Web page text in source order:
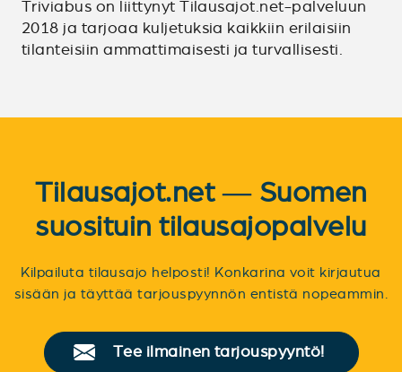
Triviabus on liittynyt Tilausajot.net-palveluun
2018 ja tarjoaa kuljetuksia kaikkiin erilaisiin
tilanteisiin ammattimaisesti ja turvallisesti.
Tilausajot.net — Suomen
suosituin tilausajopalvelu
Kilpailuta tilausajo helposti! Konkarina voit kirjautua
sisään ja täyttää tarjouspyynnön entistä nopeammin.
Tee ilmainen tarjouspyyntö!